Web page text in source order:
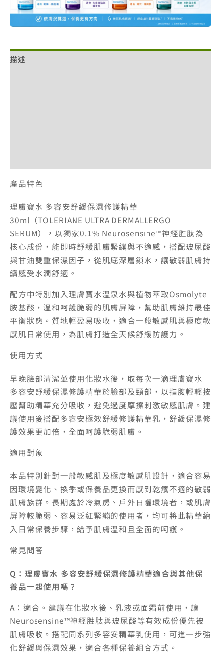
華
30ml
量
描述
產品特色
理膚寶水 多容安舒緩保濕修護精華
30ml（TOLERIANE ULTRA DERMALLERGO
SERUM），以獨家0.1% Neurosensine™神經胜肽為
核心成份，能即時舒緩肌膚緊繃與不適感，搭配玻尿酸
與甘油雙重保濕因子，從肌底深層鎖水，讓敏弱肌膚持
續感受水潤舒適。
配方中特別加入理膚寶水溫泉水與植物萃取Osmolyte
胺基酸，溫和呵護脆弱的肌膚屏障，幫助肌膚維持最佳
平衡狀態。質地輕盈易吸收，適合一般敏感肌與極度敏
感肌日常使用，為肌膚打造全天候舒緩防護力。
使用方式
早晚臉部清潔並使用化妝水後，取每次一滴理膚寶水
多容安舒緩保濕修護精華於臉部及頸部，以指腹輕輕按
壓幫助精華充分吸收，避免過度摩擦刺激敏感肌膚。建
議使用後搭配多容安極效舒緩修護精華乳，舒緩保濕修
護效果更加倍，全面呵護脆弱肌膚。
適用對象
本品特別針對一般敏感肌及極度敏感肌設計，適合容易
因環境變化、換季或保養品更換而感到乾癢不適的敏弱
肌膚族群。長期處於冷氣房、戶外日曬環境者，或肌膚
屏障較脆弱、容易泛紅緊繃的使用者，均可將此精華納
入日常保養步驟，給予肌膚溫和且全面的呵護。
常見問答
Q：理膚寶水 多容安舒緩保濕修護精華適合與其他保
養品一起使用嗎？
A：適合。建議在化妝水後、乳液或面霜前使用，讓
Neurosensine™神經胜肽與玻尿酸等有效成份優先被
肌膚吸收。搭配同系列多容安精華乳使用，可進一步強
化舒緩與保濕效果，適合各種保養組合方式。